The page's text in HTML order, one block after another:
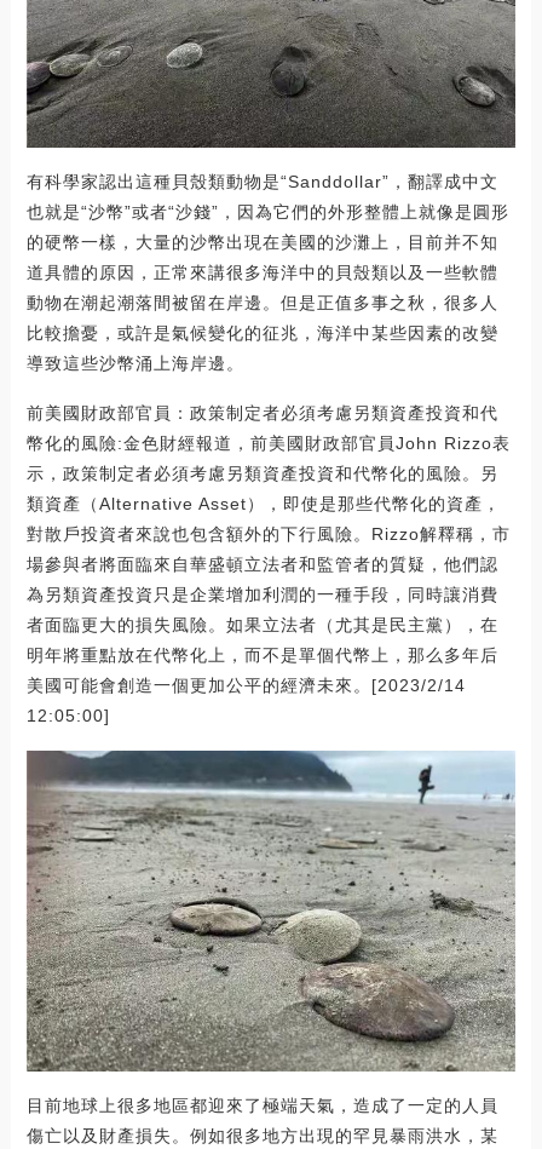
有科學家認出這種貝殼類動物是“Sanddollar”，翻譯成中文
也就是“沙幣”或者“沙錢”，因為它們的外形整體上就像是圓形
的硬幣一樣，大量的沙幣出現在美國的沙灘上，目前并不知
道具體的原因，正常來講很多海洋中的貝殼類以及一些軟體
動物在潮起潮落間被留在岸邊。但是正值多事之秋，很多人
比較擔憂，或許是氣候變化的征兆，海洋中某些因素的改變
導致這些沙幣涌上海岸邊。
前美國財政部官員：政策制定者必須考慮另類資產投資和代
幣化的風險:金色財經報道，前美國財政部官員John Rizzo表
示，政策制定者必須考慮另類資產投資和代幣化的風險。另
類資產（Alternative Asset），即使是那些代幣化的資產，
對散戶投資者來說也包含額外的下行風險。Rizzo解釋稱，市
場參與者將面臨來自華盛頓立法者和監管者的質疑，他們認
為另類資產投資只是企業增加利潤的一種手段，同時讓消費
者面臨更大的損失風險。如果立法者（尤其是民主黨），在
明年將重點放在代幣化上，而不是單個代幣上，那么多年后
美國可能會創造一個更加公平的經濟未來。[2023/2/14
12:05:00]
目前地球上很多地區都迎來了極端天氣，造成了一定的人員
傷亡以及財產損失。例如很多地方出現的罕見暴雨洪水，某